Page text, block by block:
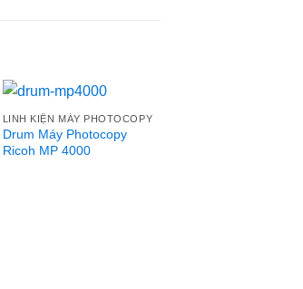
LINH KIỆN MÁY PHOTOCOPY
Drum Máy Photocopy
Ricoh MP 4000